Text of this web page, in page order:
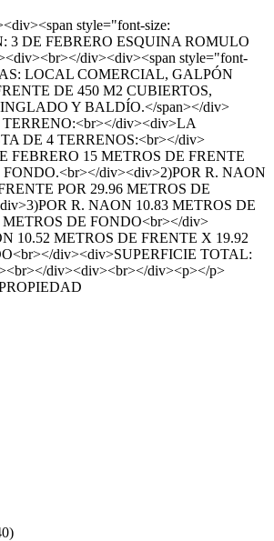
style="font-size:
3 DE FEBRERO ESQUINA ROMULO
div><div><span style="font-
LOCAL COMERCIAL, GALPÓN
DE 450 M2 CUBIERTOS,
Y BALDÍO.</span></div>
div><div>LA
DE 4 TERRENOS:<br></div>
FEBRERO 15 METROS DE FRENTE
div><div>2)POR R. NAON
POR 29.96 METROS DE
R. NAON 10.83 METROS DE
DE FONDO<br></div>
10.52 METROS DE FRENTE X 19.92
div><div>SUPERFICIE TOTAL:
div><div><br></div><p></p>